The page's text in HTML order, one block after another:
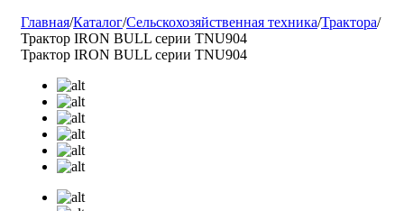
Главная/Каталог/Сельскохозяйственная техника/Трактора/
Трактор IRON BULL серии TNU904
Трактор IRON BULL серии TNU904